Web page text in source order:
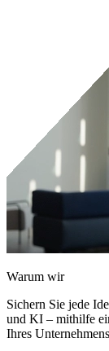
Warum wir
Sichern Sie jede
und KI – mithilfe
Ihres